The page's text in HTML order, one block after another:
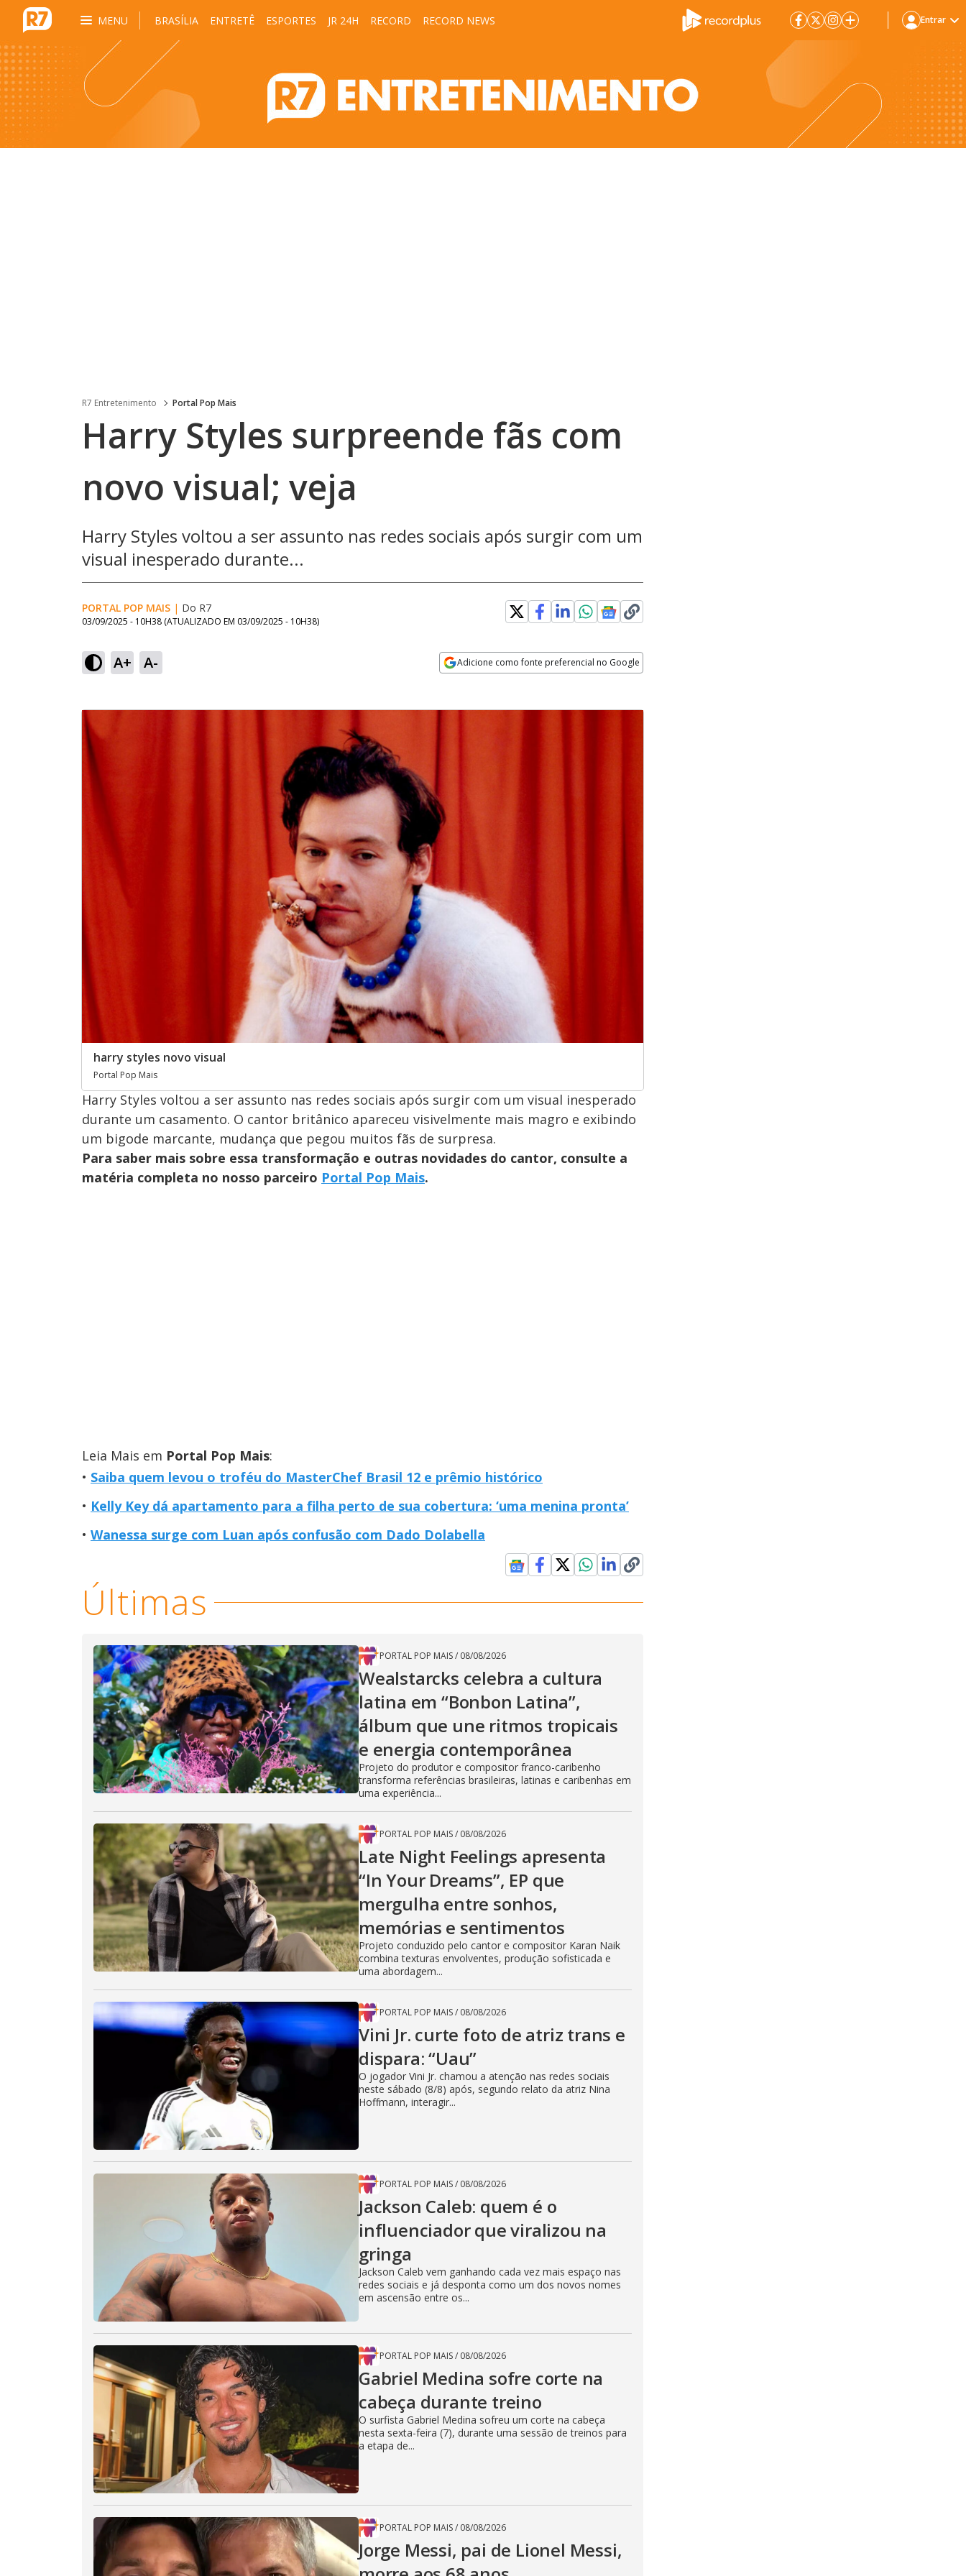
MENU BRASÍLIA ENTRETÊ ESPORTES JR 24H RECORD RECORD NEWS Entrar
R7 Entretenimento Portal Pop Mais
Harry Styles surpreende fãs com
novo visual; veja
Harry Styles voltou a ser assunto nas redes sociais após surgir com um
visual inesperado durante...
PORTAL POP MAIS | Do R7
03/09/2025 - 10H38 (ATUALIZADO EM 03/09/2025 - 10H38)
A+ A- Adicione como fonte preferencial no Google
harry styles novo visual
Portal Pop Mais
Harry Styles voltou a ser assunto nas redes sociais após surgir com um visual inesperado
durante um casamento. O cantor britânico apareceu visivelmente mais magro e exibindo
um bigode marcante, mudança que pegou muitos fãs de surpresa.
Para saber mais sobre essa transformação e outras novidades do cantor, consulte a
matéria completa no nosso parceiro Portal Pop Mais.
Leia Mais em Portal Pop Mais:
Saiba quem levou o troféu do MasterChef Brasil 12 e prêmio histórico
Kelly Key dá apartamento para a filha perto de sua cobertura: ‘uma menina pronta’
Wanessa surge com Luan após confusão com Dado Dolabella
Últimas
PORTAL POP MAIS/ 08/08/2026
Wealstarcks celebra a cultura
latina em “Bonbon Latina”,
álbum que une ritmos tropicais
e energia contemporânea
Projeto do produtor e compositor franco-caribenho
transforma referências brasileiras, latinas e caribenhas em
uma experiência...
PORTAL POP MAIS/ 08/08/2026
Late Night Feelings apresenta
“In Your Dreams”, EP que
mergulha entre sonhos,
memórias e sentimentos
Projeto conduzido pelo cantor e compositor Karan Naik
combina texturas envolventes, produção sofisticada e
uma abordagem...
PORTAL POP MAIS/ 08/08/2026
Vini Jr. curte foto de atriz trans e
dispara: “Uau”
O jogador Vini Jr. chamou a atenção nas redes sociais
neste sábado (8/8) após, segundo relato da atriz Nina
Hoffmann, interagir...
PORTAL POP MAIS/ 08/08/2026
Jackson Caleb: quem é o
influenciador que viralizou na
gringa
Jackson Caleb vem ganhando cada vez mais espaço nas
redes sociais e já desponta como um dos novos nomes
em ascensão entre os...
PORTAL POP MAIS/ 08/08/2026
Gabriel Medina sofre corte na
cabeça durante treino
O surfista Gabriel Medina sofreu um corte na cabeça
nesta sexta-feira (7), durante uma sessão de treinos para
a etapa de...
PORTAL POP MAIS/ 08/08/2026
Jorge Messi, pai de Lionel Messi,